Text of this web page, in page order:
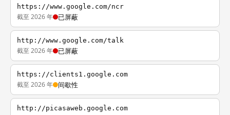
https://www.google.com/ncr
截至 2026 年 已屏蔽
http://www.google.com/talk
截至 2026 年 已屏蔽
https://clients1.google.com
截至 2026 年 间歇性
http://picasaweb.google.com